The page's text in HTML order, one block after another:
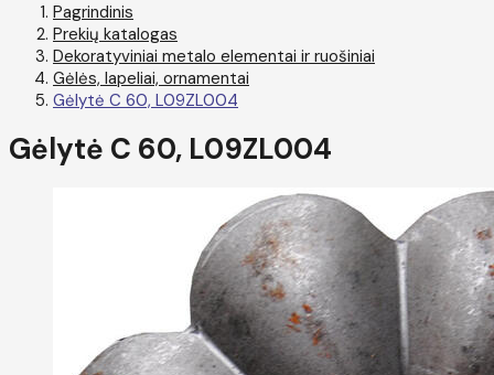
Pagrindinis
Prekių katalogas
Dekoratyviniai metalo elementai ir ruošiniai
Gėlės, lapeliai, ornamentai
Gėlytė C 60, L09ZL004
Gėlytė C 60, L09ZL004